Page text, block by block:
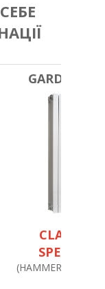
GARDA S/90
CLASSIC
SPECIAL
(HAMMERED